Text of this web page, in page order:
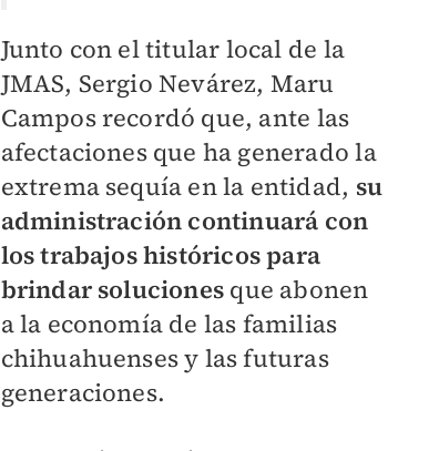
Junto con el titular local de la
JMAS, Sergio Nevárez, Maru
Campos recordó que, ante las
afectaciones que ha generado la
extrema sequía en la entidad, su
administración continuará con
los trabajos históricos para
brindar soluciones que abonen
a la economía de las familias
chihuahuenses y las futuras
generaciones.